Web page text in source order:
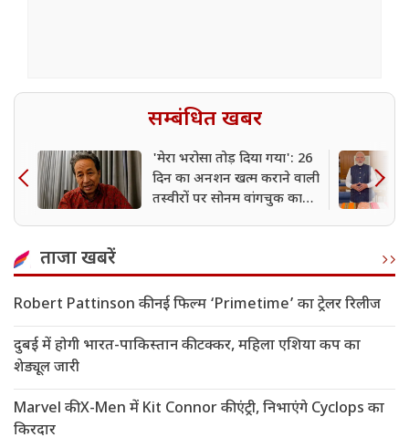
सम्बंधित खबर
'मेरा भरोसा तोड़ दिया गया': 26
दिन का अनशन खत्म कराने वाली
तस्वीरों पर सोनम वांगचुक का
ताजा खबरें
Robert Pattinson की नई फिल्म ‘Primetime’ का ट्रेलर रिलीज
दुबई में होगी भारत-पाकिस्तान की टक्कर, महिला एशिया कप का
शेड्यूल जारी
Marvel की X-Men में Kit Connor की एंट्री, निभाएंगे Cyclops का
किरदार